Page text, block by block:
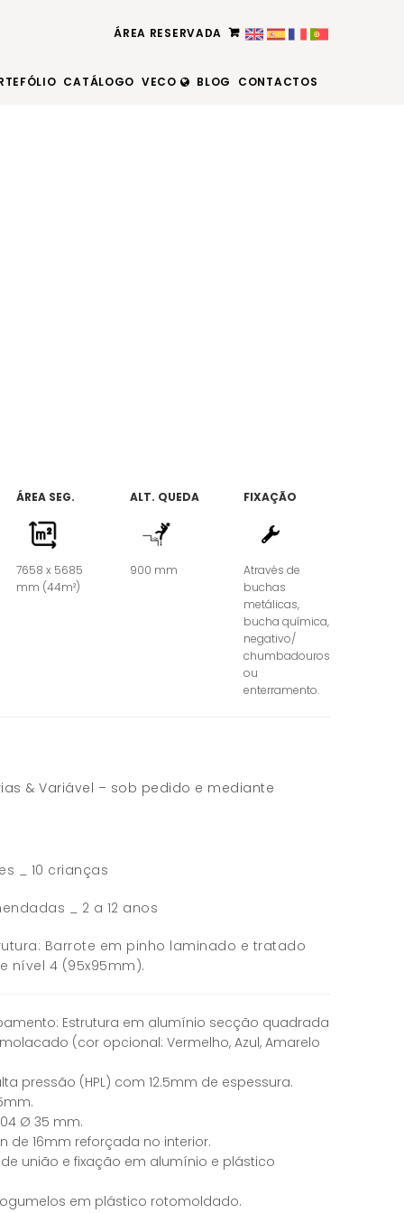
ÁREA RESERVADA
CATÁLOGO VECO BLOG CONTACTOS
ÁREA SEG.
7658 x 5685
mm (44m²)
ALT. QUEDA
900 mm
FIXAÇÃO
Através de
buchas
metálicas,
bucha química,
negativo/
chumbadouros
ou
enterramento.
& Variável – sob pedido e mediante
_ 10 crianças
_ 2 a 12 anos
Barrote em pinho laminado e tratado
nível 4 (95x95mm).
Estrutura em alumínio secção quadrada
(cor opcional: Vermelho, Azul, Amarelo
pressão (HPL) com 12.5mm de espessura.
Ø 35 mm.
de 16mm reforçada no interior.
união e fixação em alumínio e plástico
em plástico rotomoldado.